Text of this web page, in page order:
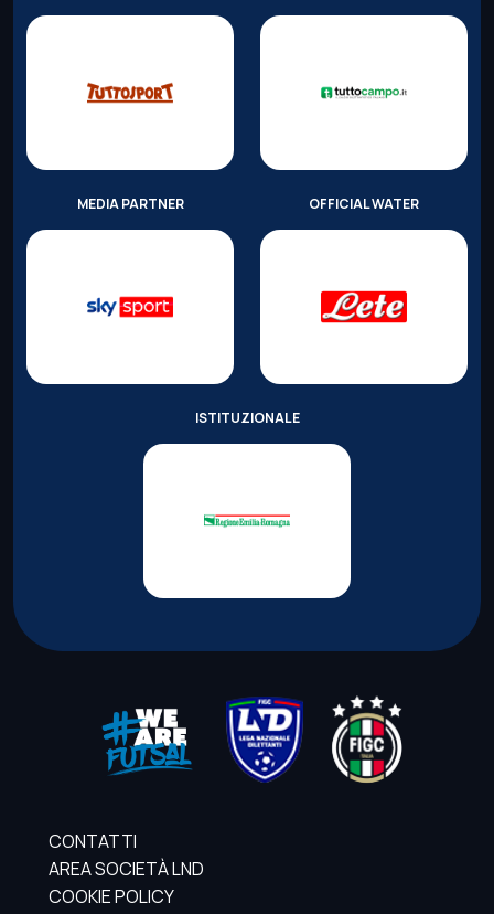
MEDIA PARTNER OFFICIAL WATER
ISTITUZIONALE
CONTATTI
AREA SOCIETÀ LND
COOKIE POLICY